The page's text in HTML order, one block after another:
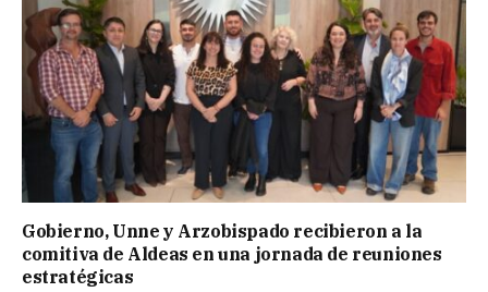
Gobierno, Unne y Arzobispado recibieron a la
comitiva de Aldeas en una jornada de reuniones
estratégicas